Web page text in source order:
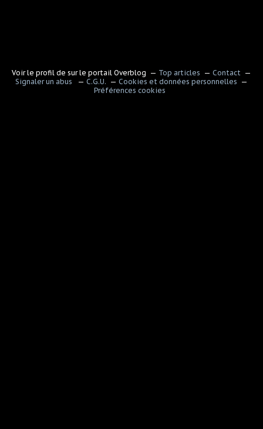
Voir le profil de sur le portail Overblog Top articles
Contact
Signaler un abus
C.G.U.
Cookies et données personnelles
Préférences cookies